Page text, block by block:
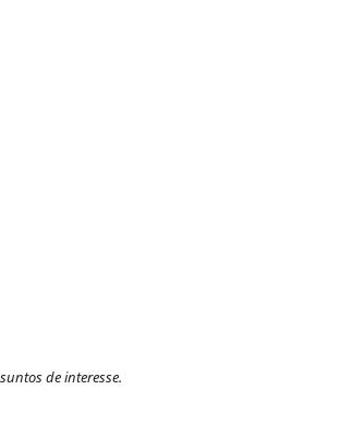
de interesse.